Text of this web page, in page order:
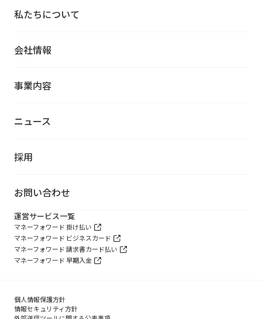
私たちについて
会社情報
事業内容
ニュース
採用
お問い合わせ
運営サービス一覧
マネーフォワード 掛け払い
マネーフォワード ビジネスカード
マネーフォワード 請求書カード払い
マネーフォワード 早期入金
個人情報保護方針
情報セキュリティ方針